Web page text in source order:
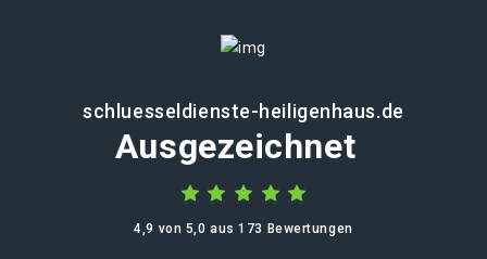
schluesseldienste-heiligenhaus.de
Ausgezeichnet
4,9 von 5,0 aus 173 Bewertungen